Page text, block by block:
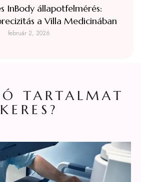
InBody állapotfelmérés:
a Villa Medicinában
február 2, 2026
TARTALMAT
KERES?